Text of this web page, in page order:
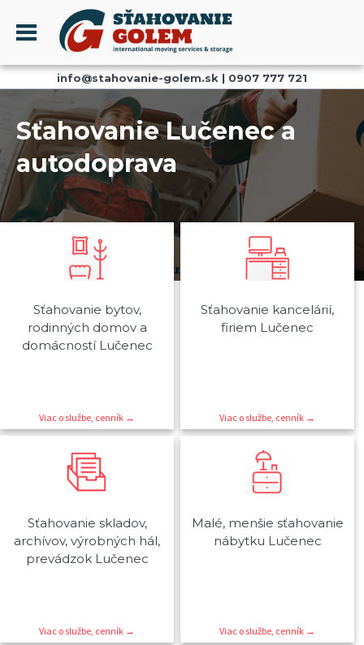
Menu
PROFIL
SŤAHOVANIE - SŤAHOVACIE SLUŽBY
DOPRAVA - DOPRAVNÉ SLUŽBY
AKCIE A ZĽAVY
SKLADOVANIE
REFERENCIE
KONTAKT
info@stahovanie-golem.sk | 0907 777 721
Sťahovanie Lučenec a
autodoprava
Sťahovanie bytov,
rodinných domov a
domácností Lučenec
Viac o službe, cenník →
Sťahovanie kancelárií,
firiem Lučenec
Viac o službe, cenník →
Sťahovanie skladov,
archívov, výrobných hál,
prevádzok Lučenec
Viac o službe, cenník →
Malé, menšie sťahovanie
nábytku Lučenec
Viac o službe, cenník →